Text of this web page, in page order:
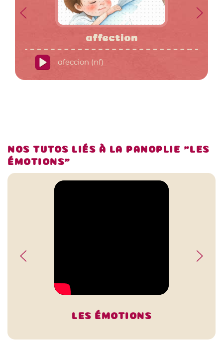
affection
afeccion (nf)
NOS TUTOS LIÉS À LA PANOPLIE "LES
ÉMOTIONS"
LES ÉMOTIONS